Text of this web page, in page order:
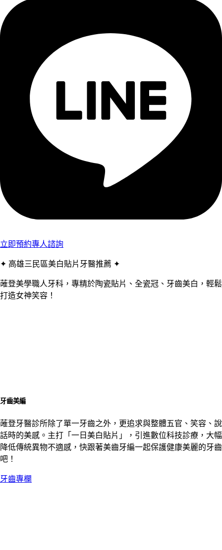
立即預約專人諮詢
✦ 高雄三民區美白貼片牙醫推薦 ✦
蓶登美學職人牙科，專精於陶瓷貼片、全瓷冠、牙齒美白，輕鬆
打造女神笑容！
牙齒美編
蓶登牙醫診所除了單一牙齒之外，更追求與整體五官、笑容、說
話時的美感。主打「一日美白貼片」，引進數位科技診療，大幅
降低傳統異物不適感，快跟著美齒牙編一起保護健康美麗的牙齒
吧！
牙齒專欄